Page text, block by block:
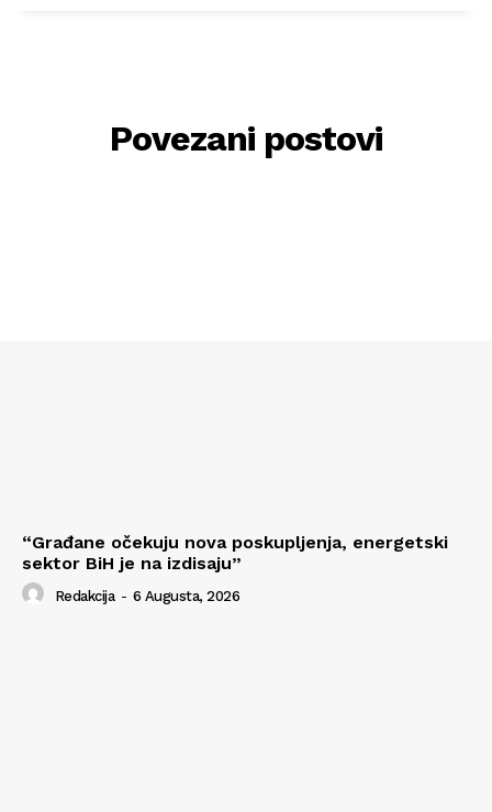
Povezani postovi
“Građane očekuju nova poskupljenja, energetski
sektor BiH je na izdisaju”
Redakcija - 6 Augusta, 2026